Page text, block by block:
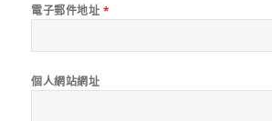
電子郵件地址 *
個人網站網址